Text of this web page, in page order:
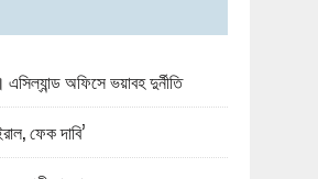
অফিসে ভয়াবহ দুর্নীতি
ফেক দাবি’